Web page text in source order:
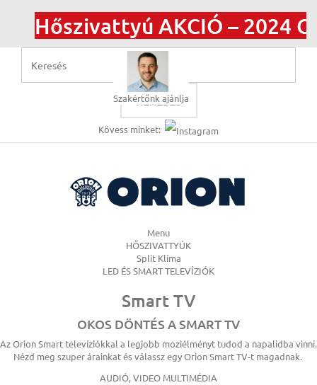
Hőszivattyú AKCIÓ – 2024
KERESÉS
Szakértőnk ajánlja
Kövess minket:
Menu
HŐSZIVATTYÚK
Split Klíma
LED ÉS SMART TELEVÍZIÓK
Smart TV
OKOS DÖNTÉS A SMART TV
Az Orion Smart televíziókkal a legjobb moziélményt tudod a napalidba vinni.
Nézd meg szuper árainkat és válassz egy Orion Smart TV-t magadnak.
AUDIÓ, VIDEO MULTIMÉDIA